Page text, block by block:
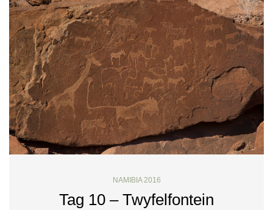
NAMIBIA 2016
Tag 10 – Twyfelfontein